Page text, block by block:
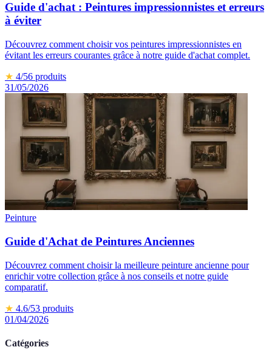
Guide d'achat : Peintures impressionnistes et erreurs
à éviter
Découvrez comment choisir vos peintures impressionnistes en
évitant les erreurs courantes grâce à notre guide d'achat complet.
★ 4/56 produits
31/05/2026
Peinture
Guide d'Achat de Peintures Anciennes
Découvrez comment choisir la meilleure peinture ancienne pour
enrichir votre collection grâce à nos conseils et notre guide
comparatif.
★ 4.6/53 produits
01/04/2026
Catégories